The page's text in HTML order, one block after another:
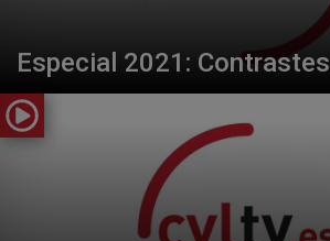
Especial 2021: Contrastes